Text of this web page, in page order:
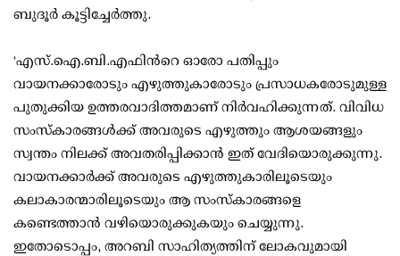
ബുദൂർ കൂട്ടിച്ചേർത്തു.
‘എസ്​.ഐ.ബി.എഫിന്‍റെ ഓരോ പതിപ്പും
വായനക്കാരോടും എഴുത്തുകാരോടും പ്രസാധകരോടുമുള്ള
പുതുക്കിയ ഉത്തരവാദിത്തമാണ് നിർവഹിക്കുന്നത്. വിവിധ
സംസ്‌കാരങ്ങൾക്ക് അവരുടെ എഴുത്തും ആശയങ്ങളും
സ്വന്തം നിലക്ക്​ അവതരിപ്പിക്കാൻ ഇത് വേദിയൊരുക്കുന്നു.
വായനക്കാർക്ക് അവരുടെ എഴുത്തുകാരിലൂടെയും
കലാകാരന്മാരിലൂടെയും ആ സംസ്‌കാരങ്ങളെ
കണ്ടെത്താൻ വഴിയൊരുക്കുകയും ചെയ്യുന്നു.
ഇതോടൊപ്പം, അറബി സാഹിത്യത്തിന് ലോകവുമായി